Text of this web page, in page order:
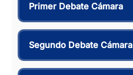
Primer Debate Cámara
Segundo Debate Cámara